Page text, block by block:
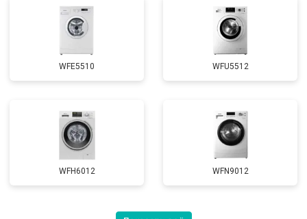
WFE5510 WFU5512
WFH6012 WFN9012